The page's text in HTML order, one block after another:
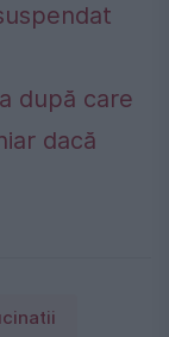
după care
dacă